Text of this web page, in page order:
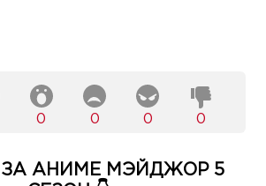
0 0 0 0
АНИМЕ МЭЙДЖОР 5